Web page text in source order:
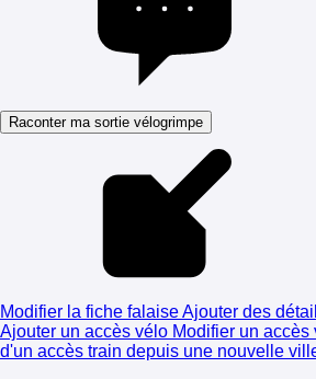
Raconter ma sortie vélogrimpe
Modifier la fiche falaiseAjouter des
Ajouter un accès vélo Modifier un accès
d'un accès train depuis une nouvelle